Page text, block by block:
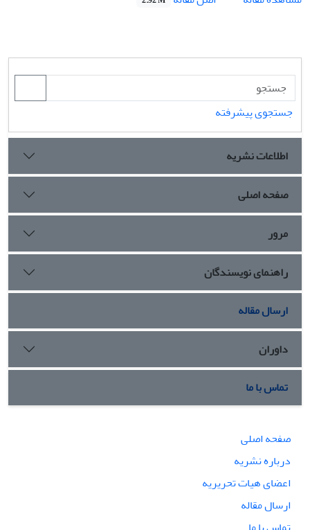
جستجوی پیشرفته
اطلاعات نشریه
صفحه اصلی
مرور
راهنمای نویسندگان
ارسال مقاله
داوران
تماس با ما
صفحه اصلی
درباره نشریه
اعضای هیات تحریریه
ارسال مقاله